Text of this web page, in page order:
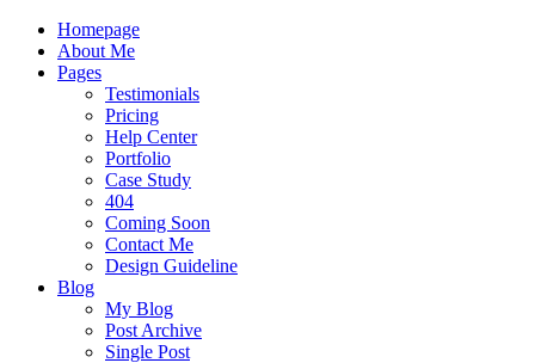
Homepage
About Me
Pages
Testimonials
Pricing
Help Center
Portfolio
Case Study
404
Coming Soon
Contact Me
Design Guideline
Blog
My Blog
Post Archive
Single Post